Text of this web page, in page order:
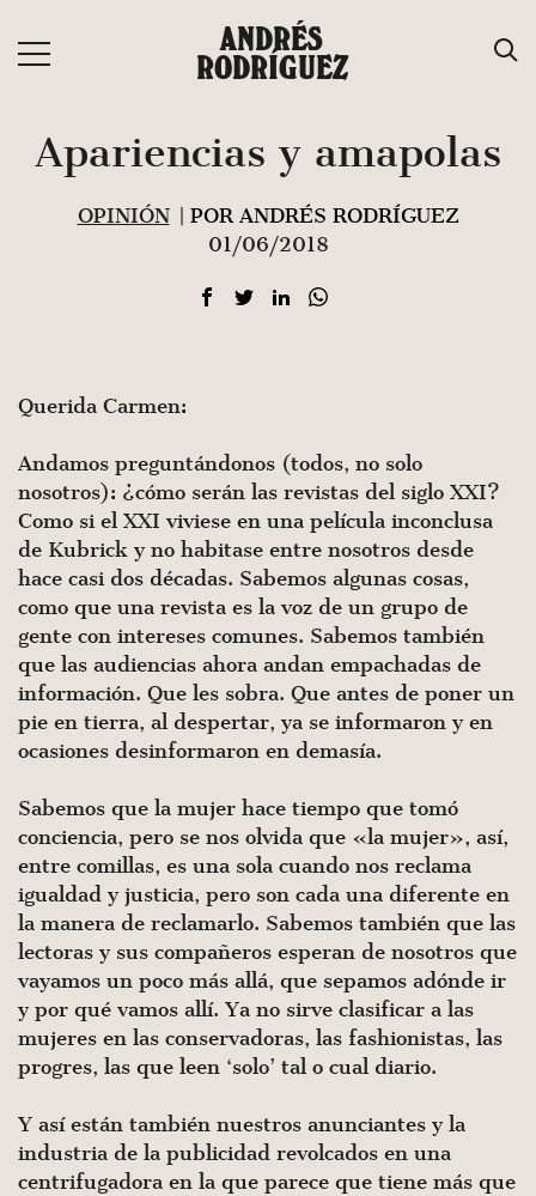
contenido
ANDRÉS
RODRÍGUEZ
Apariencias y amapolas
OPINIÓN
| POR ANDRÉS RODRÍGUEZ
01/06/2018
Querida Carmen:
Andamos preguntándonos (todos, no solo
nosotros): ¿cómo serán las revistas del siglo XXI?
Como si el XXI viviese en una película inconclusa
de Kubrick y no habitase entre nosotros desde
hace casi dos décadas. Sabemos algunas cosas,
como que una revista es la voz de un grupo de
gente con intereses comunes. Sabemos también
que las audiencias ahora andan empachadas de
información. Que les sobra. Que antes de poner un
pie en tierra, al despertar, ya se informaron y en
ocasiones desinformaron en demasía.
Sabemos que la mujer hace tiempo que tomó
conciencia, pero se nos olvida que «la mujer», así,
entre comillas, es una sola cuando nos reclama
igualdad y justicia, pero son cada una diferente en
la manera de reclamarlo. Sabemos también que las
lectoras y sus compañeros esperan de nosotros que
vayamos un poco más allá, que sepamos adónde ir
y por qué vamos allí. Ya no sirve clasificar a las
mujeres en las conservadoras, las fashionistas, las
progres, las que leen ‘solo’ tal o cual diario.
Y así están también nuestros anunciantes y la
industria de la publicidad revolcados en una
centrifugadora en la que parece que tiene más que